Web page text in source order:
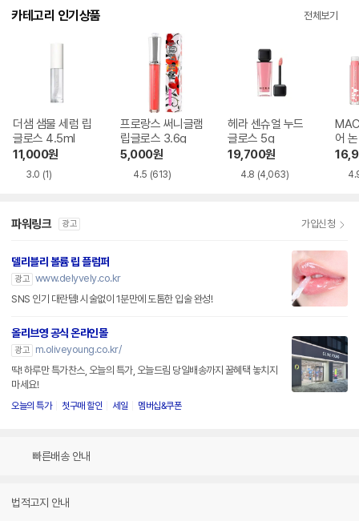
카테고리 인기상품 전체보기
더샘 샘물 세럼 립
글로스 4.5ml
11,000원
3.0 (1)
프로랑스 써니글램
립글로스 3.6g
5,000원
4.5 (613)
헤라 센슈얼 누드
글로스 5g
19,700원
4.8 (4,063)
어
5ml
파워링크 광고 가입신청
델리블리 볼륨 립 플럼퍼
광고 www.delyvely.co.kr
SNS 인기 대란템! 시술없이 1분만에 도톰한 입술 완성!
올리브영 공식 온라인몰
광고
m.oliveyoung.co.kr/
딱! 하루만 특가찬스, 오늘의 특가, 오늘드림 당일배송까지 꿀혜택 놓치지
마세요!
오늘의 특가 첫구매 할인 세일 멤버십&쿠폰
빠른배송 안내
법적고지 안내